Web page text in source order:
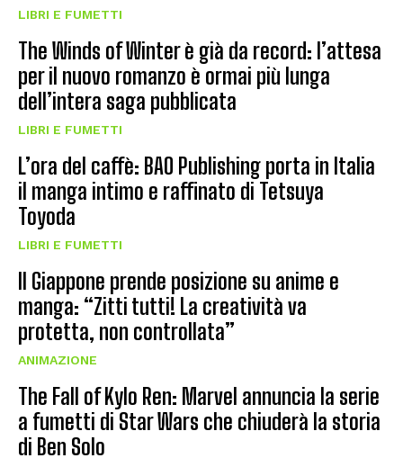
LIBRI E FUMETTI
The Winds of Winter è già da record: l’attesa
per il nuovo romanzo è ormai più lunga
dell’intera saga pubblicata
LIBRI E FUMETTI
L’ora del caffè: BAO Publishing porta in Italia
il manga intimo e raffinato di Tetsuya
Toyoda
LIBRI E FUMETTI
Il Giappone prende posizione su anime e
manga: “Zitti tutti! La creatività va
protetta, non controllata”
ANIMAZIONE
The Fall of Kylo Ren: Marvel annuncia la serie
a fumetti di Star Wars che chiuderà la storia
di Ben Solo